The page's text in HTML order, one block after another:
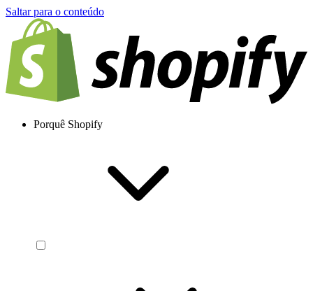
Saltar para o conteúdo
Porquê Shopify